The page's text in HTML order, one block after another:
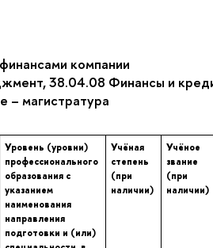
компании
38.04.08 Финансы и
– магистратура
Уровень (уровни)
профессионального
образования с
указанием
наименования
направления
подготовки и (или)
Учёная
степень
(при
наличии)
Учёное
звание
(при
наличии)